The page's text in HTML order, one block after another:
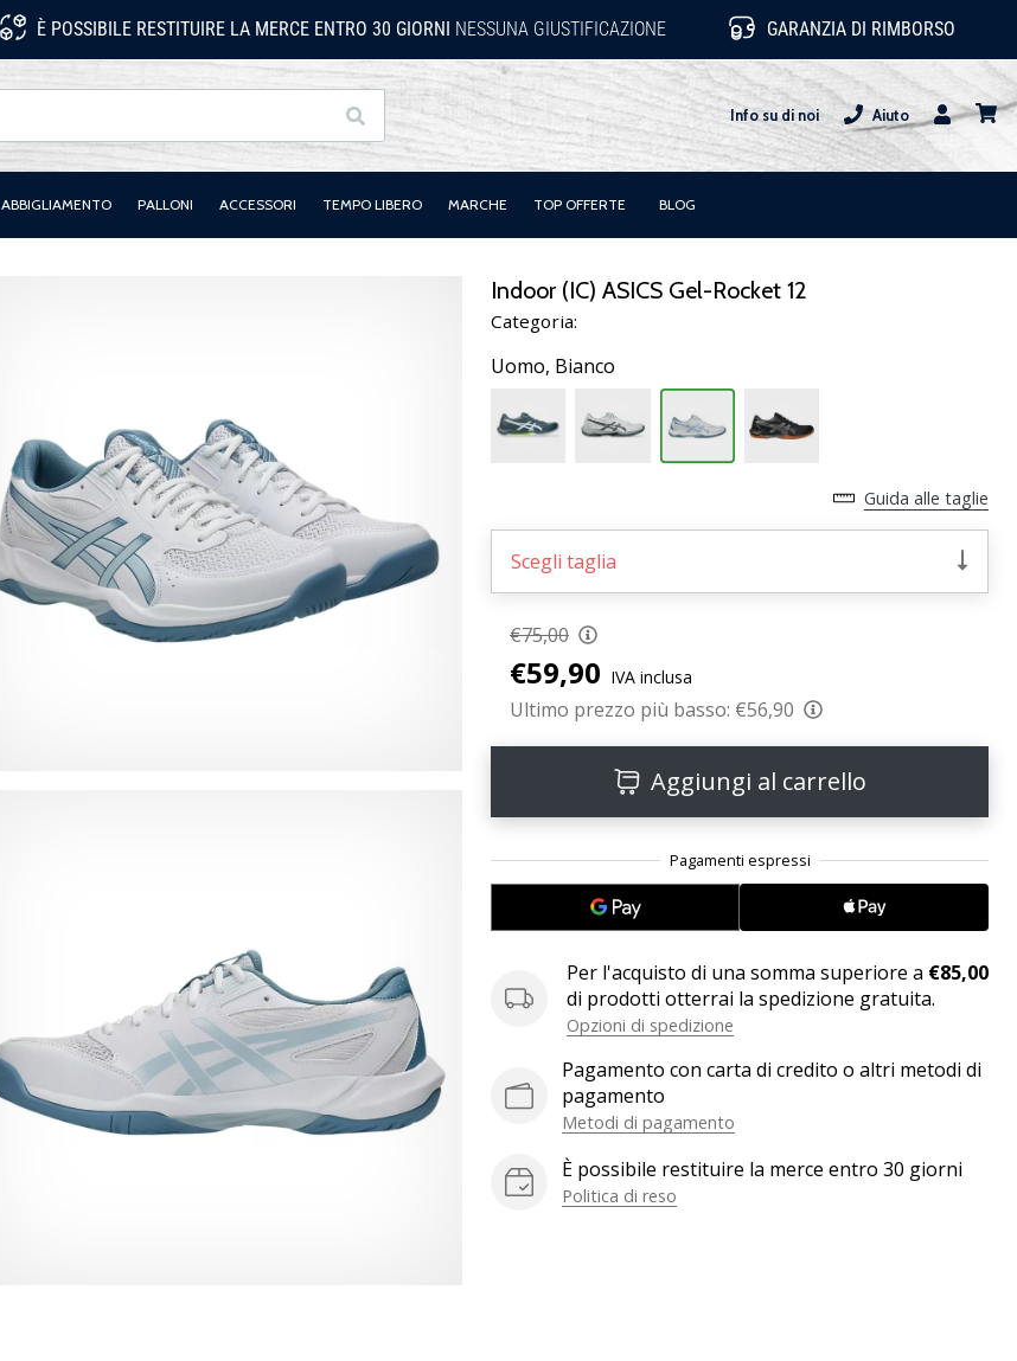
È POSSIBILE RESTITUIRE LA MERCE ENTRO 30 GIORNI NESSUNA GIUSTIFICAZIONE GARANZIA DI RIMBORSO
Ricerca Info su di noi
Aiuto
Utente
ABBIGLIAMENTO PALLONI ACCESSORI TEMPO LIBERO MARCHE TOP OFFERTE BLOG
Indoor (IC) ASICS Gel-Rocket 12
Categoria:
Uomo, Bianco
Guida alle taglie
Scegli taglia
€75,00
€59,90 IVA inclusa
Ultimo prezzo più basso: €56,90
Aggiungi al carrello
Per l'acquisto di una somma superiore a €85,00
di prodotti otterrai la spedizione gratuita.
Opzioni di spedizione
Pagamento con carta di credito o altri metodi di
pagamento
Metodi di pagamento
È possibile restituire la merce entro 30 giorni
Politica di reso